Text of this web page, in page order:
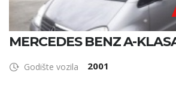
MERCEDES BENZ A-
Godište vozila 2001